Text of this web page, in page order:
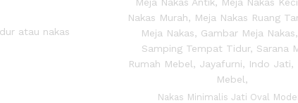
Nakas Minimalis Jati Oval
atau nakas